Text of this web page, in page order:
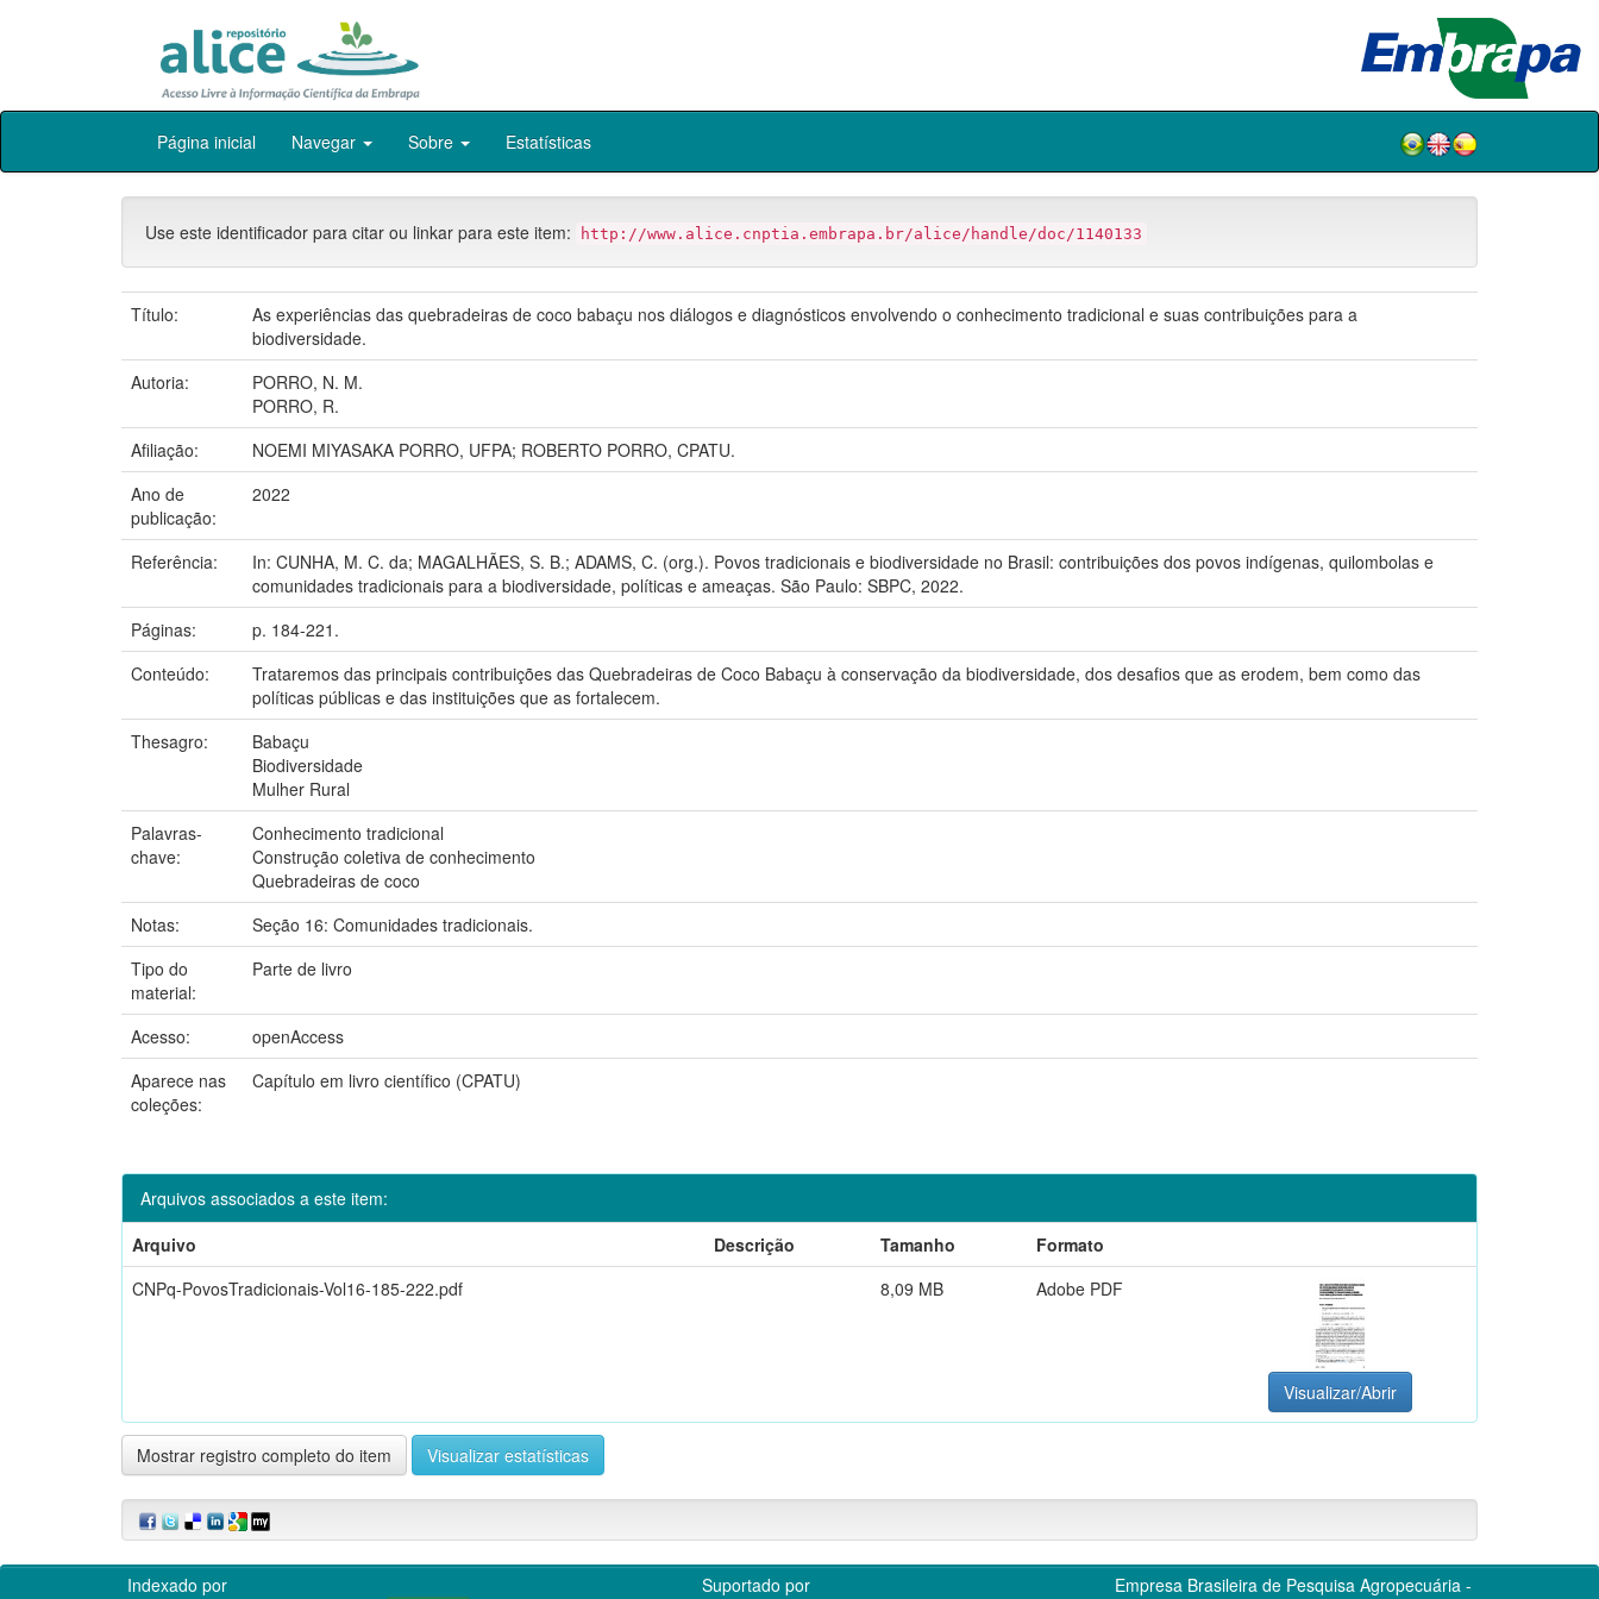
Skip
Página inicial Navegar Sobre Estatísticas
Use este identificador para citar ou linkar para este item: http://www.alice.cnptia.embrapa.br/alice/handle/doc/1140133
Título:
As experiências das quebradeiras de coco babaçu nos diálogos e diagnósticos envolvendo o conhecimento tradicional e suas contribuições para a
biodiversidade.
Autoria:
PORRO, N. M.
PORRO, R.
Afiliação:
NOEMI MIYASAKA PORRO, UFPA; ROBERTO PORRO, CPATU.
Ano de
publicação:
2022
Referência:
In: CUNHA, M. C. da; MAGALHÃES, S. B.; ADAMS, C. (org.). Povos tradicionais e biodiversidade no Brasil: contribuições dos povos indígenas, quilombolas e
comunidades tradicionais para a biodiversidade, políticas e ameaças. São Paulo: SBPC, 2022.
Páginas:
p. 184-221.
Conteúdo:
Trataremos das principais contribuições das Quebradeiras de Coco Babaçu à conservação da biodiversidade, dos desafios que as erodem, bem como das
políticas públicas e das instituições que as fortalecem.
Thesagro:
Babaçu
Biodiversidade
Mulher Rural
Palavras-
chave:
Conhecimento tradicional
Construção coletiva de conhecimento
Quebradeiras de coco
Notas:
Seção 16: Comunidades tradicionais.
Tipo do
material:
Parte de livro
Acesso:
openAccess
Aparece nas
coleções:
Capítulo em livro científico (CPATU)
Arquivos associados a este item:
Arquivo
Descrição Tamanho
Formato
CNPq-PovosTradicionais-Vol16-185-222.pdf
8,09 MB Adobe PDF
Visualizar/Abrir
Mostrar registro completo do item Visualizar estatísticas
Indexado por Suportado por
Empresa Brasileira de Pesquisa Agropecuária -